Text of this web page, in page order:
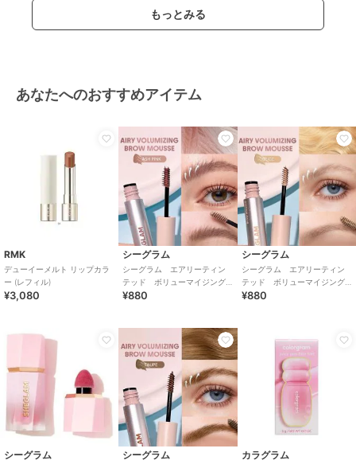
もっとみる
あなたへのおすすめアイテム
RMK
デューイーメルト リップカラ
ー (レフィル)
¥3,080
シーグラム
シーグラム エアリーティン
テッド ボリューマイジング
ブロウムース アッシュピン
¥880
シーグラム
シーグラム エアリーティン
テッド ボリューマイジング
ブロウムース ベージュ（中
¥880
シーグラム シーグラム カラグラム